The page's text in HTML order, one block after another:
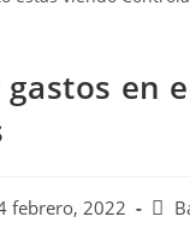
en
febrero, 2022